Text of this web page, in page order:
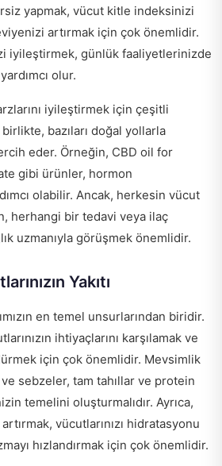
yapmak, vücut kitle indeksinizi
artırmak için çok önemlidir.
iyileştirmek, günlük faaliyetlerinizde
olur.
iyileştirmek için çeşitli
bazıları doğal yollarla
eder. Örneğin, CBD oil for
gibi ürünler, hormon
olabilir. Ancak, herkesin vücut
herhangi bir tedavi veya ilaç
uzmanıyla görüşmek önemlidir.
Yakıtı
en temel unsurlarından biridir.
ihtiyaçlarını karşılamak ve
için çok önemlidir. Mevsimlik
sebzeler, tam tahıllar ve protein
temelini oluşturmalıdır. Ayrıca,
vücutlarınızı hidratasyonu
hızlandırmak için çok önemlidir.